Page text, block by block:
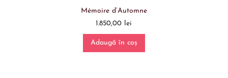
Mémoire d’Automne
1.850,00 lei
Adaugă în coș